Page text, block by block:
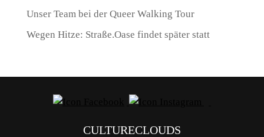
Unser Team bei der Queer Walking Tour
Wegen Hitze: Straße.Oase findet später statt
CULTURECLOUDS